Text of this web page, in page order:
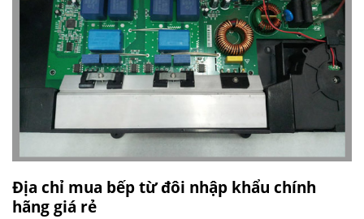
Địa chỉ mua bếp từ đôi nhập khẩu chính
hãng giá rẻ